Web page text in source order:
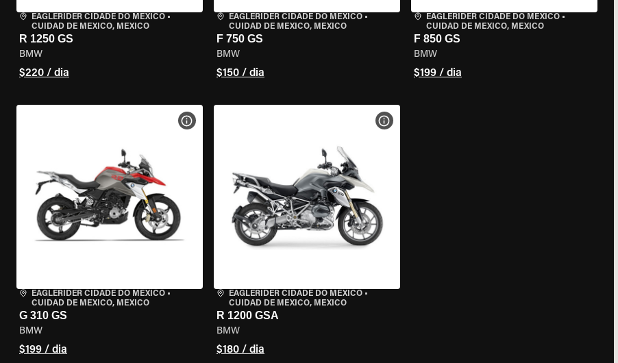
EAGLERIDER CIDADE DO MÉXICO •
CUIDAD DE MEXICO, MEXICO
R 1250 GS
BMW
$220 / dia
EAGLERIDER CIDADE DO MÉXICO•
CUIDAD DE MEXICO, MEXICO
F 750 GS
BMW
$150 / dia
EAGLERIDER CIDADE DO MÉXICO•
CUIDAD DE MEXICO, MEXICO
F 850 GS
BMW
$199 / dia
EAGLERIDER CIDADE DO MÉXICO •
CUIDAD DE MEXICO, MEXICO
G 310 GS
BMW
$199 / dia
VER ESPECIFICAÇÕES DA MOTO
EAGLERIDER CIDADE DO MÉXICO•
CUIDAD DE MEXICO, MEXICO
R 1200 GSA
BMW
$180 / dia
VER ESPECIFICAÇÕES DA MOTO